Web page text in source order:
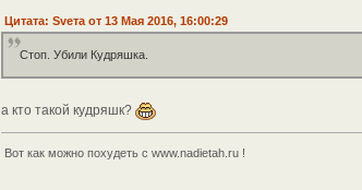
Цитата: Sveта от 13 Мая 2016, 16:00:29
Стоп. Убили Кудряшка.
а кто такой кудряшк?
Вот как можно похудеть с www.nadietah.ru !